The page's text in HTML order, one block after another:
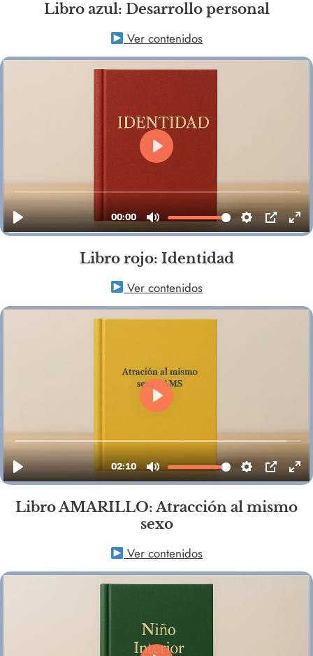
Libro azul: Desarrollo personal
Ver contenidos
Libro rojo: Identidad
Ver contenidos
Libro AMARILLO: Atracción al mismo
sexo
Ver contenidos